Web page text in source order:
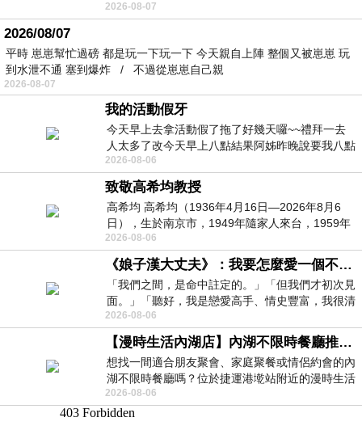
個人整整齊齊地站在鏡框之外，如同
2026-08-07
2026/08/07
平時 崽崽幫忙過磅 都是玩一下玩一下 今天親自上陣 整個又被崽崽 玩
到水泄不通 塞到爆炸 / 不過從崽崽自己親
2026-08-07
我的活動假牙
今天早上去拿活動假了拖了好幾天囉~~禮拜一去
人太多了改今天早上八點結果阿姊昨晚說要我八點
去西螺農會~回到莿桐都8點半多了
2026-08-06
致敬高希均教授
高希均 高希均（1936年4月16日—2026年8月6
日），生於南京市，1949年隨家人來台，1959年
赴美深造並取得經濟發展博士學位。曾任
2026-08-06
《娘子漢大丈夫》：我要怎麼愛一個不存在的人？
「我們之間，是命中註定的。」「但我們才初次見
面。」「聽好，我是戀愛高手、情史豐富，我很清
楚這種感覺，你我之間的那種感覺，現
2026-08-06
【漫時生活內湖店】內湖不限時餐廳推薦｜捷運港墘站美食，聚餐、約會、家庭聚會首選，正餐甜點一次滿足
想找一間適合朋友聚會、家庭聚餐或情侶約會的內
湖不限時餐廳嗎？位於捷運港墘站附近的漫時生活
內湖店，從捷運站步行約4分鐘即可抵
2026-08-06